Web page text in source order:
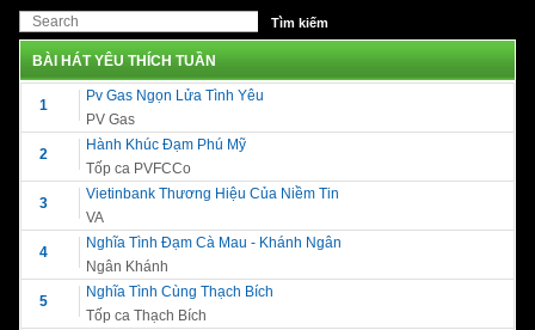
BÀI HÁT YÊU THÍCH TUẦN
1
Pv Gas Ngọn Lửa Tình Yêu
PV Gas
2
Hành Khúc Đạm Phú Mỹ
Tốp ca PVFCCo
3
Vietinbank Thương Hiệu Của Niềm Tin
VA
4
Nghĩa Tình Đạm Cà Mau - Khánh Ngân
Ngân Khánh
5
Nghĩa Tình Cùng Thạch Bích
Tốp ca Thạch Bích